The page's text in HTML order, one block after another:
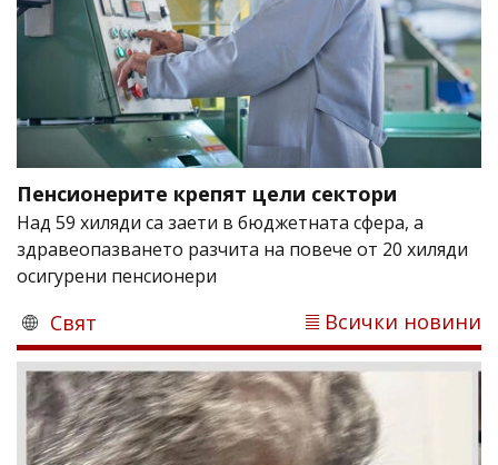
Пенсионерите крепят цели сектори
Над 59 хиляди са заети в бюджетната сфера, а
здравеопазването разчита на повече от 20 хиляди
осигурени пенсионери
Свят Всички новини